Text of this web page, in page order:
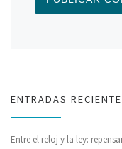
ENTRADAS
Entre el reloj y la ley: